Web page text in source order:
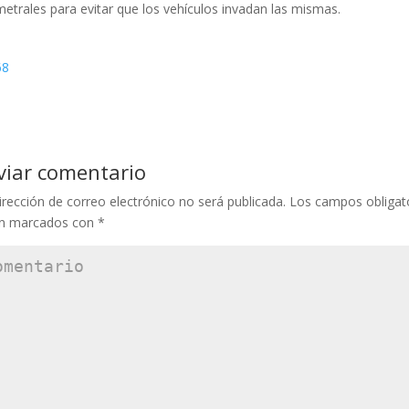
para evitar que los vehículos invadan las mismas.
comentario
de correo electrónico no será publicada. Los campos
marcados con *